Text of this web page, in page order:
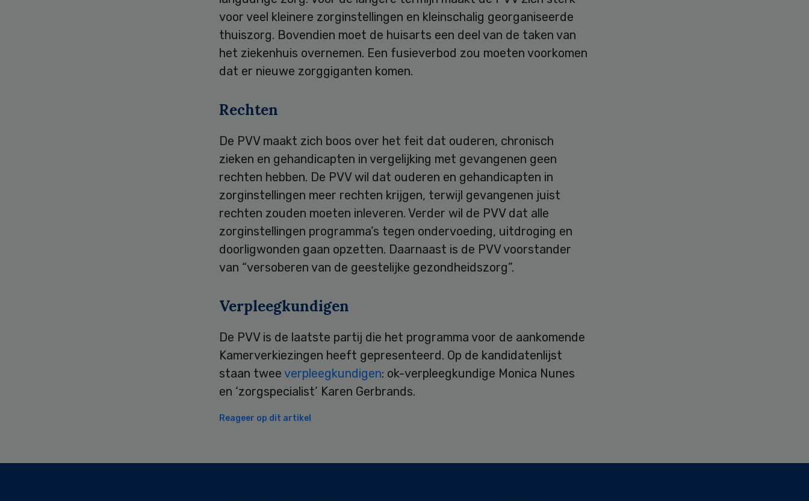
voor veel kleinere zorginstellingen en kleinschalig georganiseerde
thuiszorg. Bovendien moet de huisarts een deel van de taken van
het ziekenhuis overnemen. Een fusieverbod zou moeten voorkomen
dat er nieuwe zorggiganten komen.
Rechten
De PVV maakt zich boos over het feit dat ouderen, chronisch
zieken en gehandicapten in vergelijking met gevangenen geen
rechten hebben. De PVV wil dat ouderen en gehandicapten in
zorginstellingen meer rechten krijgen, terwijl gevangenen juist
rechten zouden moeten inleveren. Verder wil de PVV dat alle
zorginstellingen programma’s tegen ondervoeding, uitdroging en
doorligwonden gaan opzetten. Daarnaast is de PVV voorstander
van “versoberen van de geestelijke gezondheidszorg”.
Verpleegkundigen
De PVV is de laatste partij die het programma voor de aankomende
Kamerverkiezingen heeft gepresenteerd. Op de kandidatenlijst
staan twee verpleegkundigen: ok-verpleegkundige Monica Nunes
en ‘zorgspecialist’ Karen Gerbrands.
Reageer op dit artikel
Secondary